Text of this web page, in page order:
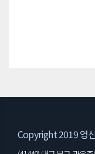
Copyright 2019 영